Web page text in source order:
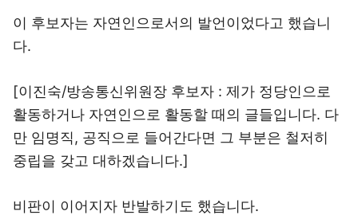
이 후보자는 자연인으로서의 발언이었다고 했습니
다.
[이진숙/방송통신위원장 후보자 : 제가 정당인으로
활동하거나 자연인으로 활동할 때의 글들입니다. 다
만 임명직, 공직으로 들어간다면 그 부분은 철저히
중립을 갖고 대하겠습니다.]
비판이 이어지자 반발하기도 했습니다.